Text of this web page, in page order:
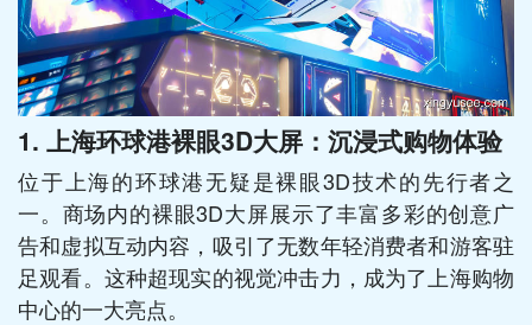
1. 上海环球港裸眼3D大屏：沉浸式购物体验
位于上海的环球港无疑是裸眼3D技术的先行者之
一。商场内的裸眼3D大屏展示了丰富多彩的创意广
告和虚拟互动内容，吸引了无数年轻消费者和游客驻
足观看。这种超现实的视觉冲击力，成为了上海购物
中心的一大亮点。